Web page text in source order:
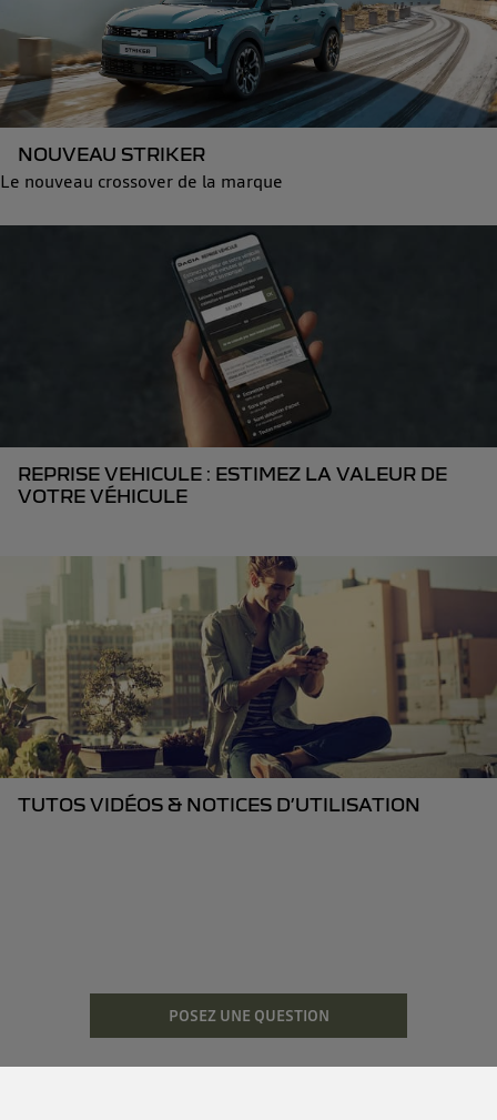
NOUVEAU STRIKER
Le nouveau crossover de la marque
REPRISE VEHICULE : ESTIMEZ LA VALEUR DE
VOTRE VÉHICULE
TUTOS VIDÉOS & NOTICES D’UTILISATION
POSEZ UNE QUESTION